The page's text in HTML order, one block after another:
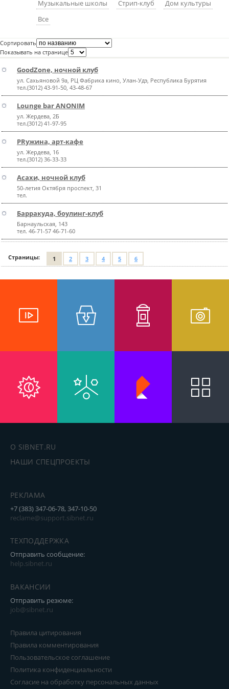
пїЅпїЅпїЅ
пїЅпїЅпїЅ
пїЅпїЅпїЅпїЅпїЅпїЅпїЅпїЅпїЅ
пїЅпїЅпїЅ пїЅпїЅпїЅпїЅпїЅ
пїЅпїЅпїЅ пїЅпїЅпїЅпїЅпїЅпїЅ
пїЅпїЅпїЅпїЅпїЅ
пїЅпїЅпїЅпїЅпїЅпїЅпїЅпїЅпїЅпїЅ
Музыкальные школы
Стрип-клуб
Дом культуры
Все
Сортировать
Показывать на странице
GoodZone, ночной клуб
ул. Сахьяновой 9а, РЦ Фабрика кино, Улан-Удэ, Республика Бурятия
тел.(3012) 43-91-50, 43-48-67
Lounge bar ANONIM
ул. Жердева, 2Б
тел.(3012) 41-97-95
PRужина, арт-кафе
ул. Жердева, 16
тел.(3012) 36-33-33
Асахи, ночной клуб
50-летия Октября проспект, 31
тел.
Барракуда, боулинг-клуб
Барнаульская, 143
тел. 46-71-57 46-71-60
Страницы: 1 2 3 4 5 6
О SIBNET.RU
НАШИ СПЕЦПРОЕКТЫ
РЕКЛАМА
+7 (383) 347-06-78, 347-10-50
reclame@support.sibnet.ru
ТЕХПОДДЕРЖКА
Отправить сообщение:
help.sibnet.ru
ВАКАНСИИ
Отправить резюме:
job@sibnet.ru
Правила цитирования
Правила комментирования
Пользовательское соглашение
Политика конфиденциальности
Согласие на обработку персональных данных